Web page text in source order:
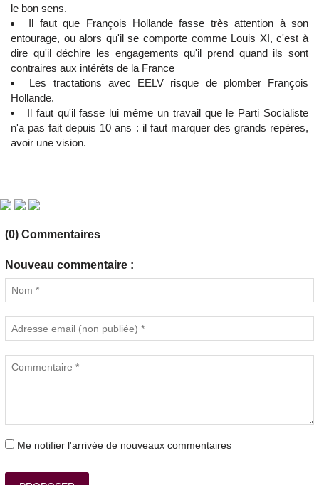
le bon sens.
Il faut que François Hollande fasse très attention à son
entourage, ou alors qu'il se comporte comme Louis XI, c'est à
dire qu'il déchire les engagements qu'il prend quand ils sont
contraires aux intérêts de la France
Les tractations avec EELV risque de plomber François
Hollande.
Il faut qu'il fasse lui même un travail que le Parti Socialiste
n'a pas fait depuis 10 ans : il faut marquer des grands repères,
avoir une vision.
(0) Commentaires
Nouveau commentaire :
Me notifier l'arrivée de nouveaux commentaires